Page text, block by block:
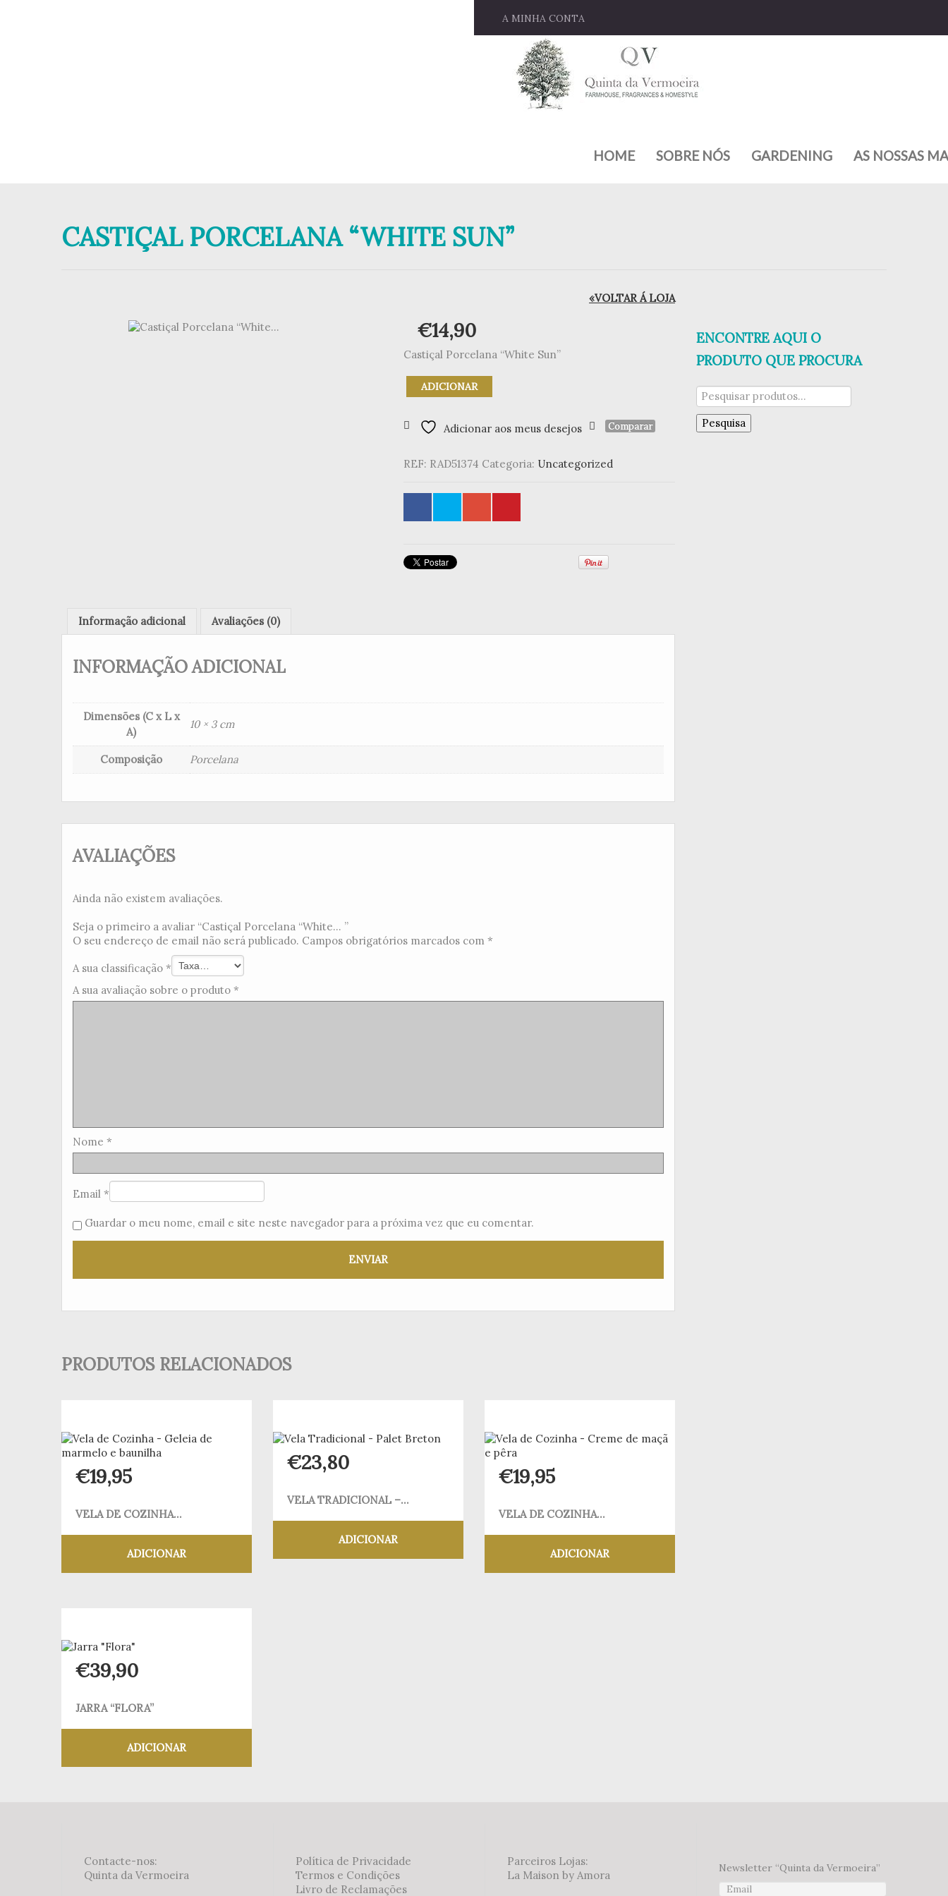
A MINHA CONTA
HOME SOBRE NÓS GARDENING AS NOSSAS
CASTIÇAL PORCELANA “WHITE SUN”
«VOLTAR Á LOJA
€14,90
Castiçal Porcelana “White Sun”
Quantidade
de
Porcelana
"White
ADICIONAR
Adicionar aos meus desejos Comparar
REF: RAD51374 Categoria: Uncategorized
Informação adicional Avaliações (0)
INFORMAÇÃO ADICIONAL
Dimensões (C x L x
A)
10 × 3 cm
Composição Porcelana
AVALIAÇÕES
Ainda não existem avaliações.
Seja o primeiro a avaliar “Castiçal Porcelana “White... ”
O seu endereço de email não será publicado. Campos obrigatórios marcados com *
A sua classificação *
A sua avaliação sobre o produto *
Nome *
Email *
Guardar o meu nome, email e site neste navegador para a próxima vez que eu comentar.
PRODUTOS RELACIONADOS
€19,95
VELA DE COZINHA...
ADICIONAR
€23,80
VELA TRADICIONAL –...
ADICIONAR
€19,95
VELA DE COZINHA...
ADICIONAR
€39,90
JARRA “FLORA”
ADICIONAR
ENCONTRE AQUI O
PRODUTO QUE PROCURA
Pesquisar
por:
Pesquisa
Contacte-nos:
Quinta da Vermoeira
Política de Privacidade
Termos e Condições
Livro de Reclamações
Parceiros Lojas:
La Maison by Amora
Newsletter “Quinta da Vermoeira”